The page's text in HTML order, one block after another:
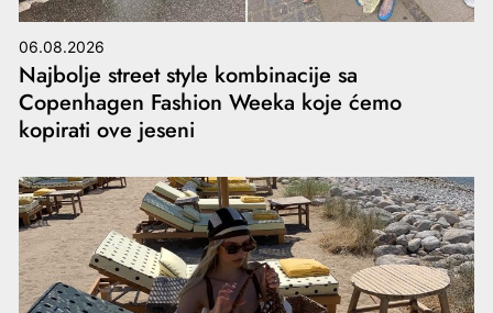
06.08.2026
Najbolje street style kombinacije sa
Copenhagen Fashion Weeka koje ćemo
kopirati ove jeseni